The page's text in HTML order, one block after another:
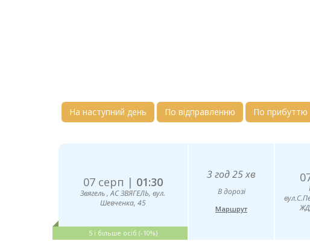
На наступний день По відправленню По прибуттю
07 серп | 01:30
Звягель , АС ЗВЯГЕЛЬ, вул.
Шевченка, 45
5 і більше осіб (-10%)
3 год 25 хв
В дорозі
Маршрут